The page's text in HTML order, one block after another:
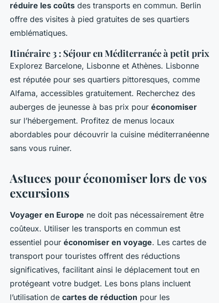
réduire les coûts des transports en commun. Berlin
offre des visites à pied gratuites de ses quartiers
emblématiques.
Itinéraire 3 : Séjour en Méditerranée à petit prix
Explorez Barcelone, Lisbonne et Athènes. Lisbonne
est réputée pour ses quartiers pittoresques, comme
Alfama, accessibles gratuitement. Recherchez des
auberges de jeunesse à bas prix pour économiser
sur l’hébergement. Profitez de menus locaux
abordables pour découvrir la cuisine méditerranéenne
sans vous ruiner.
Astuces pour économiser lors de vos
excursions
Voyager en Europe ne doit pas nécessairement être
coûteux. Utiliser les transports en commun est
essentiel pour économiser en voyage. Les cartes de
transport pour touristes offrent des réductions
significatives, facilitant ainsi le déplacement tout en
protégeant votre budget. Les bons plans incluent
l’utilisation de cartes de réduction pour les